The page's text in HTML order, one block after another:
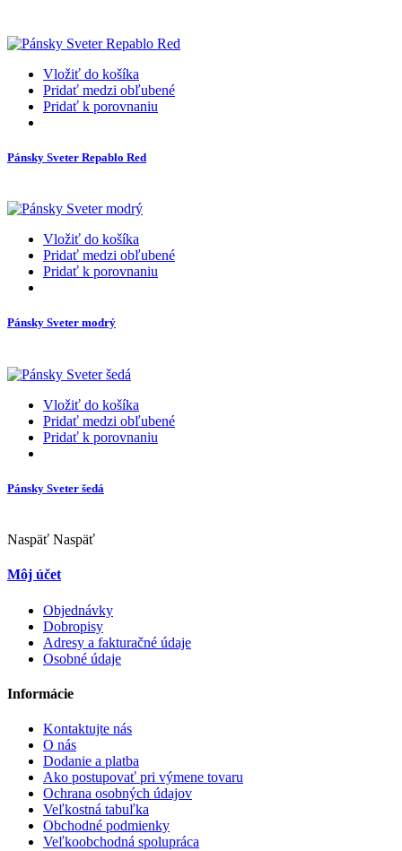
Vložiť do košíka
Pridať medzi obľubené
Pridať k porovnaniu
Pánsky Sveter Repablo Red
Vložiť do košíka
Pridať medzi obľubené
Pridať k porovnaniu
Pánsky Sveter modrý
Vložiť do košíka
Pridať medzi obľubené
Pridať k porovnaniu
Pánsky Sveter šedá
Naspäť Naspäť
Môj účet
Objednávky
Dobropisy
Adresy a fakturačné údaje
Osobné údaje
Informácie
Kontaktujte nás
O nás
Dodanie a platba
Ako postupovať pri výmene tovaru
Ochrana osobných údajov
Veľkostná tabuľka
Obchodné podmienky
Veľkoobchodná spolupráca